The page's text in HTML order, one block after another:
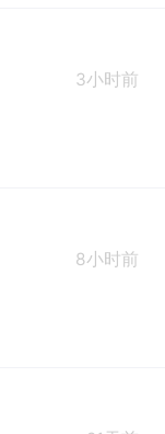
3小时前
8小时前